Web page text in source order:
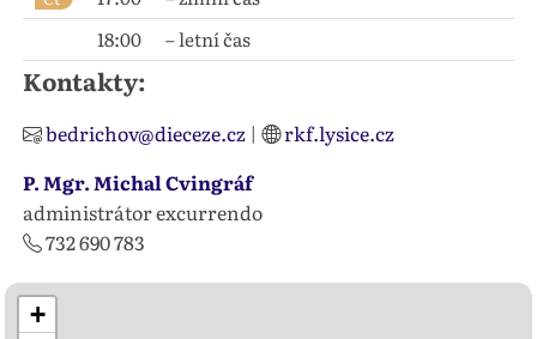
18:00
– letní čas
Kontakty:
bedrichov@dieceze.cz |
rkf.lysice.cz
P. Mgr. Michal Cvingráf
administrátor excurrendo
732 690 783
+